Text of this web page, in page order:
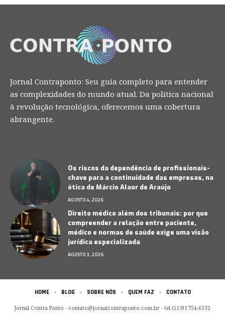
Jornal Contraponto: Seu guia completo para entender
as complexidades do mundo atual. Da política nacional
à revolução tecnológica, oferecemos uma cobertura
abrangente.
Os riscos da dependência de profissionais-
chave para a continuidade das empresas, na
ótica de Márcio Alaor de Araújo
AGOSTO 4, 2026
Direito médico além dos tribunais: por que
compreender a relação entre paciente,
médico e normas de saúde exige uma visão
jurídica especializada
AGOSTO 3, 2026
Jornal Contra Ponto - contato@jornalcontraponto.com.br - tel.(11)91754-6532
HOME BLOG SOBRE NÓS QUEM FAZ CONTATO